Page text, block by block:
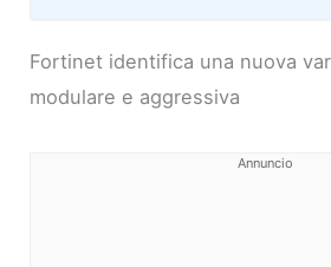
Fortinet identifica una nuova
modulare e aggressiva
Annuncio